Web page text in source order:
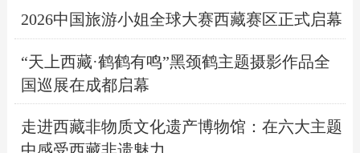
2026中国旅游小姐全球大赛西藏赛区正式启幕
“天上西藏·鹤鹤有鸣”黑颈鹤主题摄影作品全
国巡展在成都启幕
走进西藏非物质文化遗产博物馆：在六大主题